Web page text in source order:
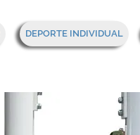
DEPORTE INDIVIDUAL